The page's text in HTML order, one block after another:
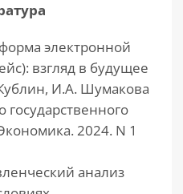
электронной
взгляд в будущее
И.А. Шумакова
государственного
2024. N 1
анализ